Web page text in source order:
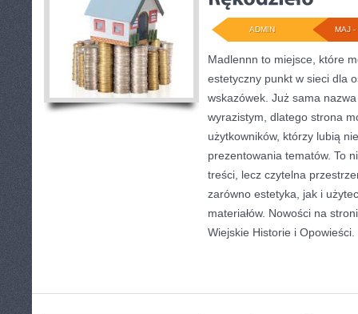
MAJ -
ADMIN
Madlennn to miejsce, które
estetyczny punkt w sieci dla
wskazówek. Już sama
wyrazistym, dlatego strona
użytkowników, którzy lubią
prezentowania tematów. To
treści, lecz czytelna
zarówno estetyka, jak i
materiałów. Nowości na
Wiejskie Historie i Opowieści.